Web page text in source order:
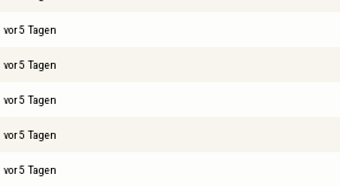
vor 5 Tagen
vor 5 Tagen
vor 5 Tagen
vor 5 Tagen
vor 5 Tagen